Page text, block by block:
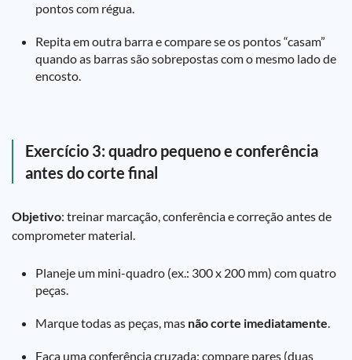
pontos com régua.
Repita em outra barra e compare se os pontos “casam”
quando as barras são sobrepostas com o mesmo lado de
encosto.
Exercício 3: quadro pequeno e conferência
antes do corte final
Objetivo: treinar marcação, conferência e correção antes de
comprometer material.
Planeje um mini-quadro (ex.: 300 x 200 mm) com quatro
peças.
Marque todas as peças, mas não corte imediatamente.
Faça uma conferência cruzada: compare pares (duas